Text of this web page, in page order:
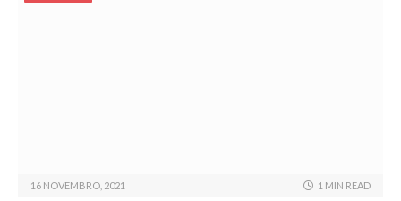
16 NOVEMBRO, 2021 1 MIN READ